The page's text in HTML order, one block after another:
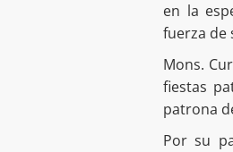
en la
fuerza de
Mons.
fiestas
patrona
Por su